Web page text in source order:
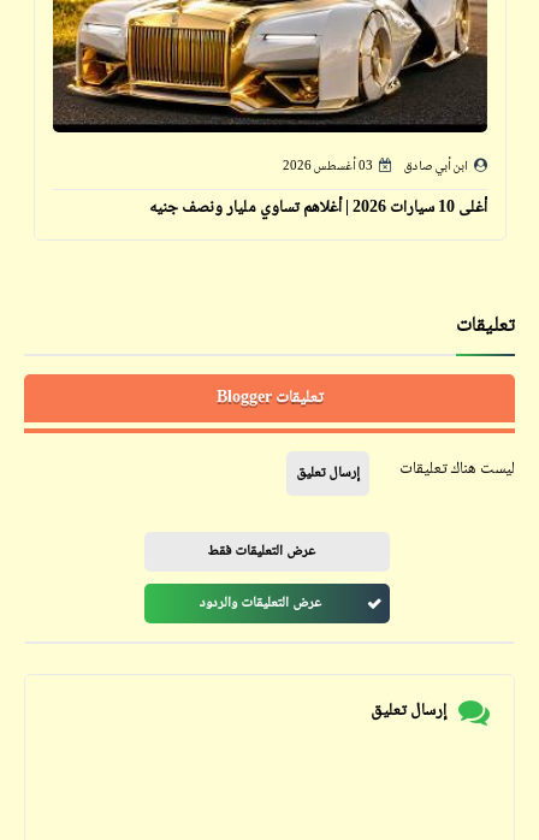
ابن أبي صادق 03 أغسطس 2026
أغلى 10 سيارات 2026 | أغلاهم تساوي مليار ونصف جنيه
تعليقات
تعليقات Blogger
ليست هناك تعليقات إرسال تعليق
عرض التعليقات فقط
عرض التعليقات والردود
إرسال تعليق